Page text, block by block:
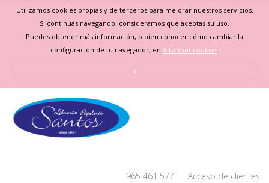
Utilizamos cookies propias y de terceros para mejorar nuestros servicios.
Si continuas navegando, consideramos que aceptas su uso.
Puedes obtener más información, o bien conocer cómo cambiar la
configuración de tu navegador, en All about cookies.
x
965 461 577 Acceso de clientes